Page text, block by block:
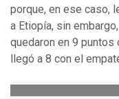
porque, en ese caso,
a Etiopía, sin
quedaron en 9
llegó a 8 con el